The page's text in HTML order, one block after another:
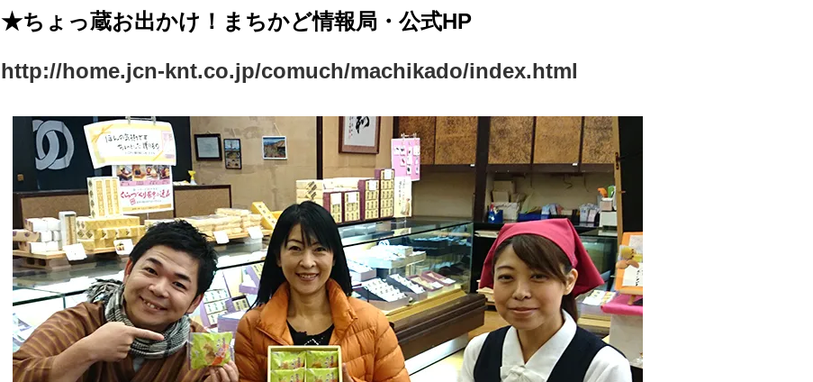
★ちょっ蔵お出かけ！まちかど情報局・公式HP
http://home.jcn-knt.co.jp/comuch/machikado/index.html